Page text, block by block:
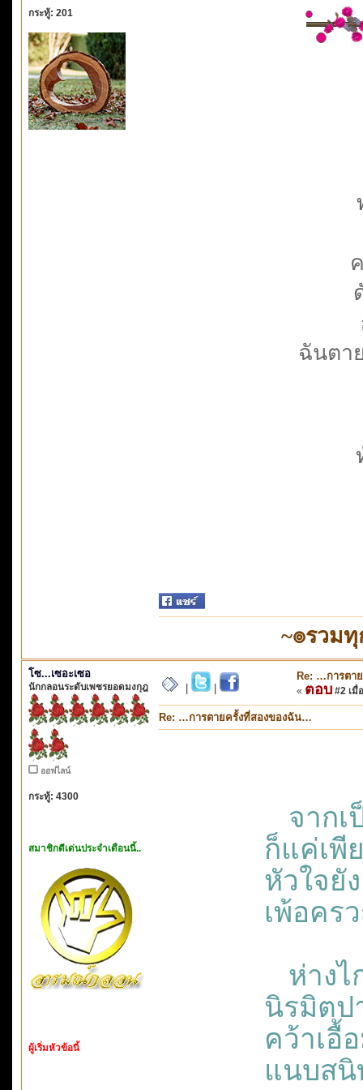
กระทู้: 201
ฉันตา
~๏รวม
โซ...เซอะเซอ
นักกลอนระดับเพชรยอดมงกุฎ
ออฟไลน์
กระทู้: 4300
สมาชิกดีเด่นประจำเดือนนี้..
ผู้เริ่มหัวข้อนี้
Re: …การตา
« ตอบ #2 เมื่
Re: …การตายครั้งที่สองของฉัน…
จากเ
ก็แค่เพี
หัวใจยั
เพ้อคร
ห่างไ
นิรมิตป
คว้าเอื้
แนบสนิ